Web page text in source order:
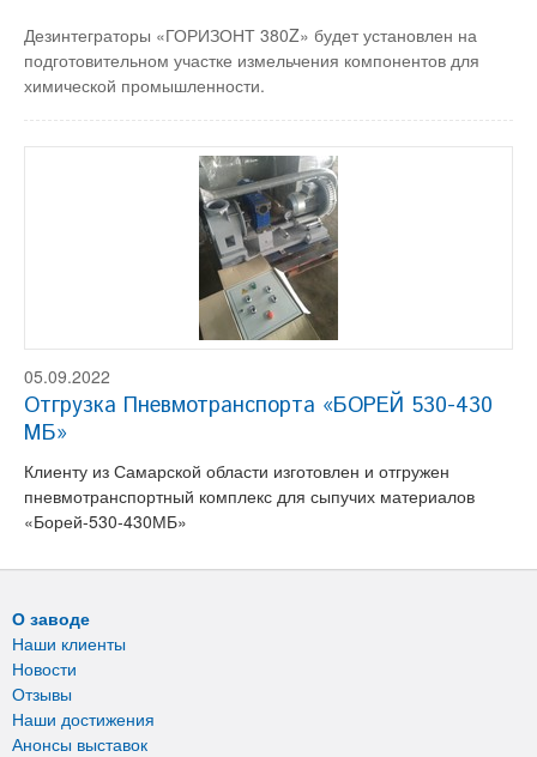
Дезинтеграторы «ГОРИЗОНТ 380Z» будет установлен на
подготовительном участке измельчения компонентов для
химической промышленности.
05.09.2022
Отгрузка Пневмотранспорта «БОРЕЙ 530-430
МБ»
Клиенту из Самарской области изготовлен и отгружен
пневмотранспортный комплекс для сыпучих материалов
«Борей-530-430МБ»
О заводе
Наши клиенты
Новости
Отзывы
Наши достижения
Анонсы выставок